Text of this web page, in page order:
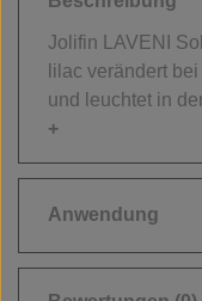
Jolifin LAVENI
lilac verändert
und leuchtet in
Anwendung